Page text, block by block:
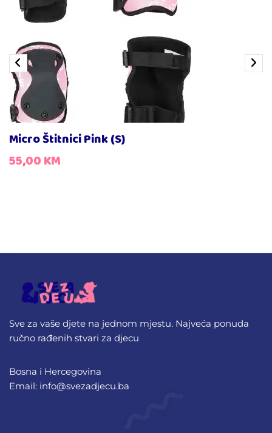
Micro Štitnici Pink (S)
55,00KM
Sve za vaše djete na jednom mjestu. Najveća ponuda
ručno rađenih stvari za djecu
Bosna i Hercegovina
Email: info@svezadjecu.ba